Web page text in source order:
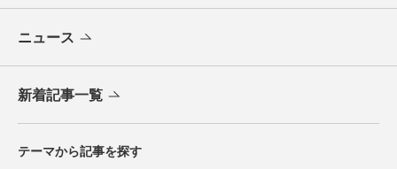
ニュース
新着記事一覧
テーマから記事を探す